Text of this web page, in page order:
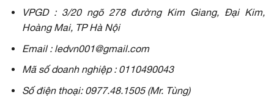
VPGD : 3/20 ngõ 278 đường Kim Giang, Đại Kim,
Hoàng Mai, TP Hà Nội
Email : ledvn001@gmail.com
Mã số doanh nghiệp : 0110490043
Số điện thoại: 0977.48.1505 (Mr. Tùng)